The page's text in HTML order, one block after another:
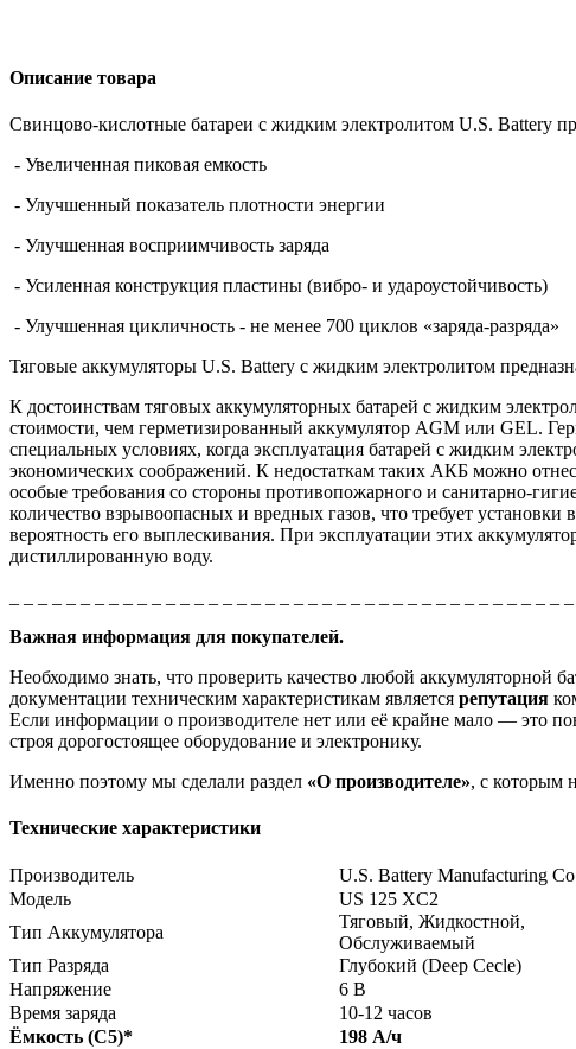
Описание товара
Свинцово-кислотные батареи с жидким электролитом U.S. Battery
- Увеличенная пиковая емкость
- Улучшенный показатель плотности энергии
- Улучшенная восприимчивость заряда
- Усиленная конструкция пластины (вибро- и удароустойчивость)
- Улучшенная цикличность - не менее 700 циклов «заряда-разряда»
Тяговые аккумуляторы U.S. Battery с жидким электролитом
К достоинствам тяговых аккумуляторных батарей с жидким
стоимости, чем герметизированный аккумулятор AGM или GEL.
специальных условиях, когда эксплуатация батарей с жидким
экономических соображений. К недостаткам таких АКБ можно
особые требования со стороны противопожарного и санитарно-
количество взрывоопасных и вредных газов, что требует
вероятность его выплескивания. При эксплуатации этих
дистиллированную воду.
Важная информация для покупателей.
Необходимо знать, что проверить качество любой аккумуляторной
документации техническим характеристикам является репутация
Если информации о производителе нет или её крайне мало — это
строя дорогостоящее оборудование и электронику.
Именно поэтому мы сделали раздел «О производителе», с которым
Технические характеристики
Производитель
U.S. Battery Manufacturing
Модель
US 125 XC2
Тип Аккумулятора
Тяговый, Жидкостной,
Обслуживаемый
Тип Разряда
Глубокий (Deep Cecle)
Напряжение
6 В
Время заряда
10-12 часов
Ёмкость (С5)*
198 А/ч